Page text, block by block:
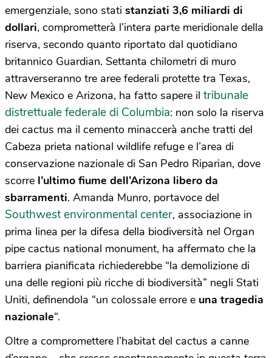
emergenziale, sono stati stanziati 3,6 miliardi di
dollari, comprometterà l’intera parte meridionale della
riserva, secondo quanto riportato dal quotidiano
britannico Guardian. Settanta chilometri di muro
attraverseranno tre aree federali protette tra Texas,
New Mexico e Arizona, ha fatto sapere il tribunale
distrettuale federale di Columbia: non solo la riserva
dei cactus ma il cemento minaccerà anche tratti del
Cabeza prieta national wildlife refuge e l’area di
conservazione nazionale di San Pedro Riparian, dove
scorre l’ultimo fiume dell’Arizona libero da
sbarramenti. Amanda Munro, portavoce del
Southwest environmental center, associazione in
prima linea per la difesa della biodiversità nel Organ
pipe cactus national monument, ha affermato che la
barriera pianificata richiederebbe “la demolizione di
una delle regioni più ricche di biodiversità” negli Stati
Uniti, definendola “un colossale errore e una tragedia
nazionale“.
Oltre a compromettere l’habitat del cactus a canne